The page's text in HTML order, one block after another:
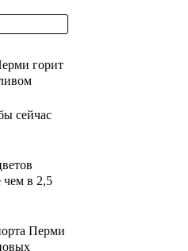
горит
сейчас
чем в 2,5
Перми